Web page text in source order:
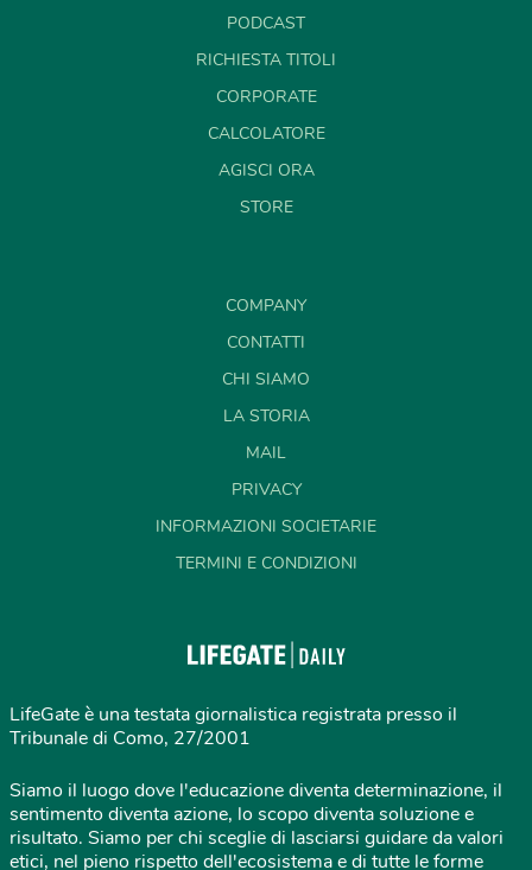
PODCAST
RICHIESTA TITOLI
CORPORATE
CALCOLATORE
AGISCI ORA
STORE
COMPANY
CONTATTI
CHI SIAMO
LA STORIA
MAIL
PRIVACY
INFORMAZIONI SOCIETARIE
TERMINI E CONDIZIONI
LifeGate è una testata giornalistica registrata presso il
Tribunale di Como, 27/2001
Siamo il luogo dove l'educazione diventa determinazione, il
sentimento diventa azione, lo scopo diventa soluzione e
risultato. Siamo per chi sceglie di lasciarsi guidare da valori
etici, nel pieno rispetto dell'ecosistema e di tutte le forme